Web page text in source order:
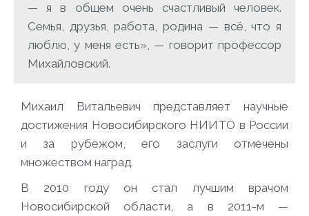
— я в общем очень счастливый человек.
Семья, друзья, работа, родина — всё, что я
люблю, у меня есть», — говорит профессор
Михайловский.
Михаил Витальевич представляет научные
достижения Новосибирского НИИТО в России
и за рубежом, его заслуги отмечены
множеством наград.
В 2010 году он стал лучшим врачом
Новосибирской области, а в 2011-м —